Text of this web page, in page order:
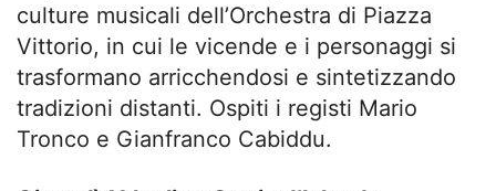
culture musicali dell’Orchestra di Piazza
Vittorio, in cui le vicende e i personaggi si
trasformano arricchendosi e sintetizzando
tradizioni distanti. Ospiti i registi Mario
Tronco e Gianfranco Cabiddu.